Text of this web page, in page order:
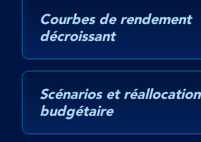
Courbes de rendement
décroissant
Scénarios et réallocation
budgétaire